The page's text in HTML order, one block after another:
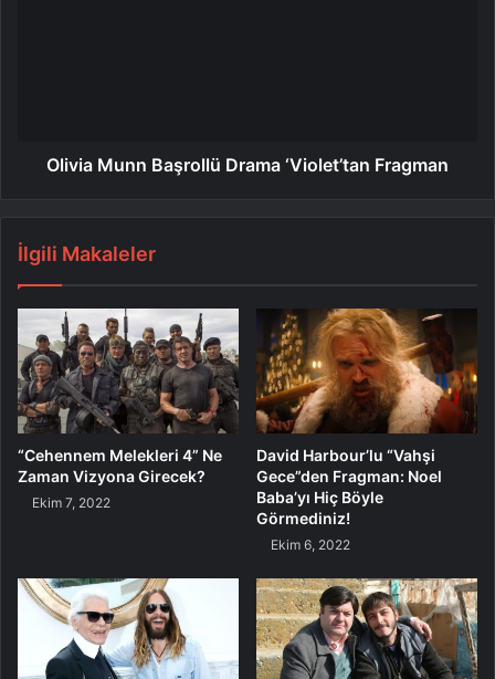
Olivia Munn Başrollü Drama ‘Violet’tan Fragman
İlgili Makaleler
“Cehennem Melekleri 4” Ne
Zaman Vizyona Girecek?
Ekim 7, 2022
David Harbour’lu “Vahşi
Gece”den Fragman: Noel
Baba’yı Hiç Böyle
Görmediniz!
Ekim 6, 2022